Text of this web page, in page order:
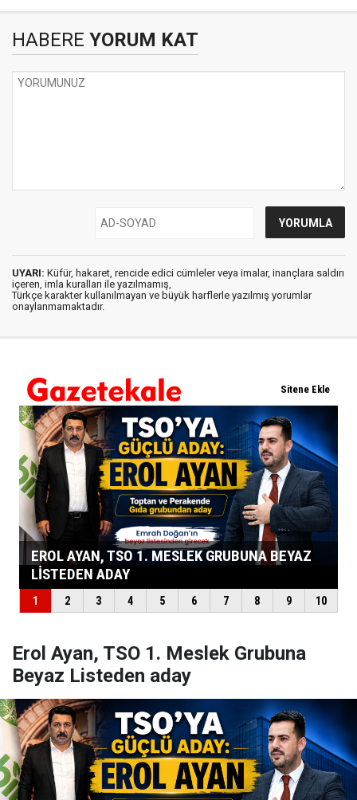
HABERE YORUM KAT
UYARI: Küfür, hakaret, rencide edici cümleler veya imalar, inançlara saldırı
içeren, imla kuralları ile yazılmamış,
Türkçe karakter kullanılmayan ve büyük harflerle yazılmış yorumlar
onaylanmamaktadır.
Erol Ayan, TSO 1. Meslek Grubuna
Beyaz Listeden aday